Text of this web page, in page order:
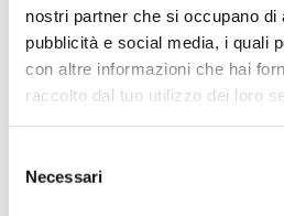
nostri partner che si occupano di
pubblicità e social media, i quali
con altre informazioni che hai
raccolto dal tuo utilizzo dei loro
delNecessari
#ILCLIENTE 2019
Aspettative,
dalle Big Tech